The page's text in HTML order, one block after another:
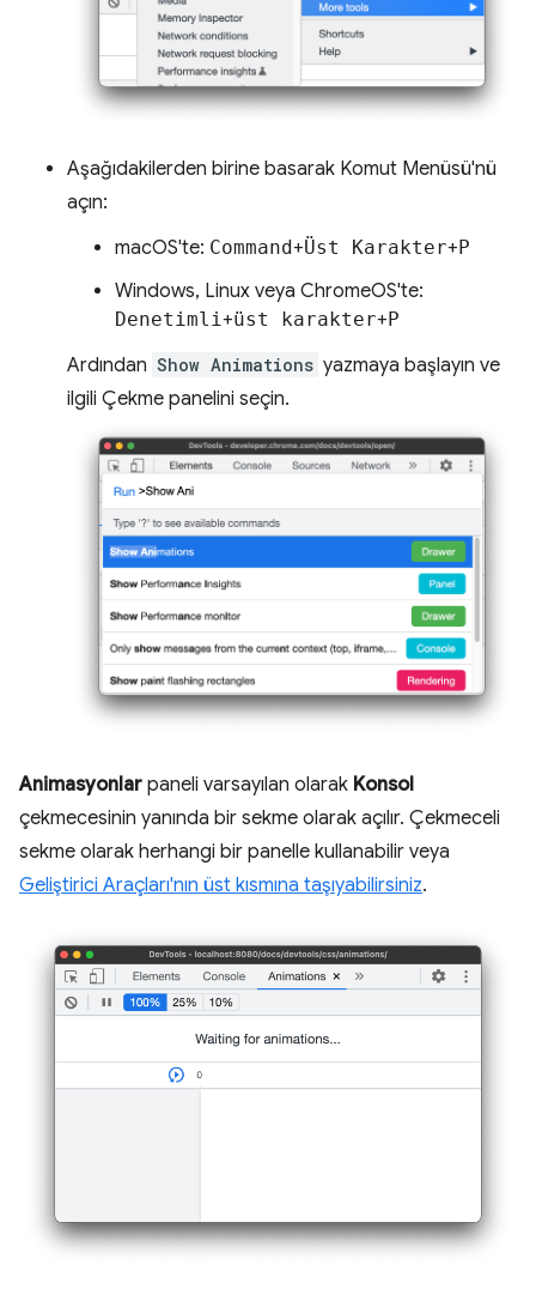
Aşağıdakilerden birine basarak Komut Menüsü'nü
açın:
macOS'te: Command+Üst Karakter+P
Windows, Linux veya ChromeOS'te:
Denetimli+üst karakter+P
Ardından Show Animations yazmaya başlayın ve
ilgili Çekme panelini seçin.
Animasyonlar paneli varsayılan olarak Konsol
çekmecesinin yanında bir sekme olarak açılır. Çekmeceli
sekme olarak herhangi bir panelle kullanabilir veya
Geliştirici Araçları'nın üst kısmına taşıyabilirsiniz.